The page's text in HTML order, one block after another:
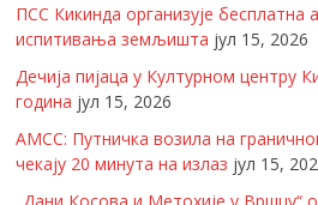
ПСС Кикинда организује бесплатна
испитивања земљишта јул 15, 2026
Дечија пијаца у Културном центру
година јул 15, 2026
АМСС: Путничка возила на
чекају 20 минута на излаз јул 15,